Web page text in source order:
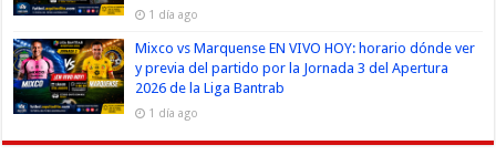
1 día ago
Mixco vs Marquense EN VIVO HOY: horario dónde ver
y previa del partido por la Jornada 3 del Apertura
2026 de la Liga Bantrab
1 día ago